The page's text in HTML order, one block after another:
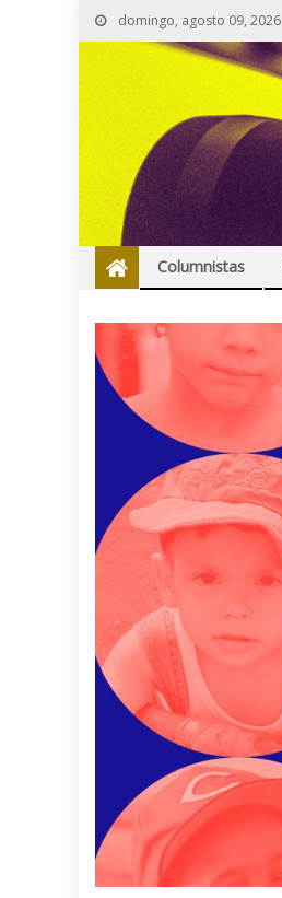
domingo, agosto 09, 2026
Columnistas